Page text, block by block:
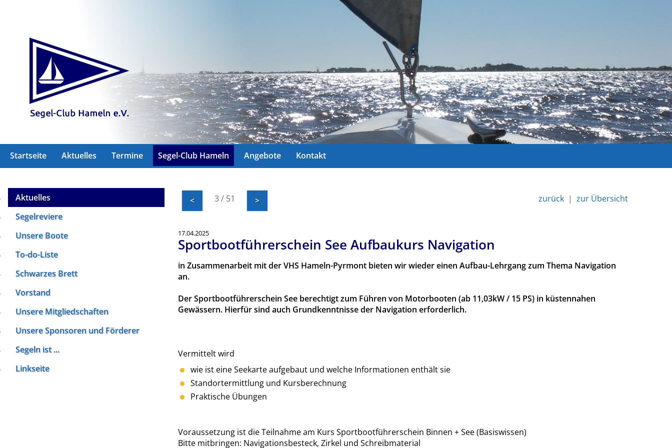
Startseite Aktuelles Termine Segel-Club Hameln Angebote Kontakt
Aktuelles
Segelreviere
Unsere Boote
To-do-Liste
Schwarzes Brett
Vorstand
Unsere Mitgliedschaften
Unsere Sponsoren und Förderer
Segeln ist ...
Linkseite
< 3 / 51 > zurück |zur Übersicht
17.04.2025
Sportbootführerschein See Aufbaukurs Navigation
in Zusammenarbeit mit der VHS Hameln-Pyrmont bieten wir wieder einen Aufbau-Lehrgang zum Thema Navigation
an.
Der Sportbootführerschein See berechtigt zum Führen von Motorbooten (ab 11,03kW / 15 PS) in küstennahen
Gewässern. Hierfür sind auch Grundkenntnisse der Navigation erforderlich.
Vermittelt wird
wie ist eine Seekarte aufgebaut und welche Informationen enthält sie
Standortermittlung und Kursberechnung
Praktische Übungen
Voraussetzung ist die Teilnahme am Kurs Sportbootführerschein Binnen + See (Basiswissen)
Bitte mitbringen: Navigationsbesteck, Zirkel und Schreibmaterial